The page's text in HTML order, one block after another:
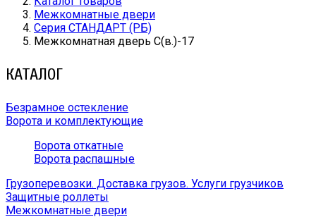
Межкомнатные двери
Серия СТАНДАРТ (РБ)
Межкомнатная дверь С(в.)-17
КАТАЛОГ
Безрамное остекление
Ворота и комплектующие
Ворота откатные
Ворота распашные
Грузоперевозки. Доставка грузов. Услуги грузчиков
Защитные роллеты
Межкомнатные двери